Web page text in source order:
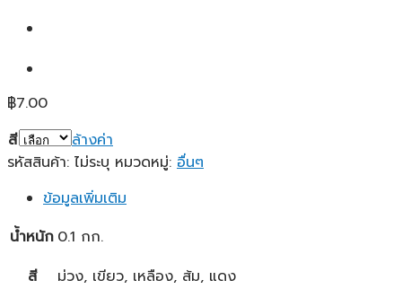
฿7.00
สี
ล้างค่า
รหัสสินค้า: ไม่ระบุ หมวดหมู่: อื่นๆ
ข้อมูลเพิ่มเติม
น้ำหนัก 0.1 กก.
สี
ม่วง, เขียว, เหลือง, ส้ม, แดง